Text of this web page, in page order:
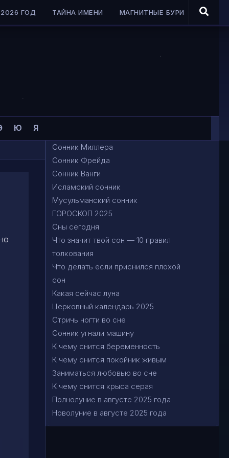
ГОД ТАЙНА ИМЕНИ МАГНИТНЫЕ БУРИ
Ю Я
Сонник Миллера
Сонник Фрейда
Сонник Ванги
Исламский сонник
Мусульманский сонник
ГОРОСКОП 2025
Сны сегодня
Что значит твой сон — 10 правил
толкования
Что делать если приснился плохой
сон
Какая сейчас луна
Церковный календарь 2025
Стричь ногти во сне
Сонник угнали машину
К чему снится беременность
К чему снится покойник живым
Заниматься любовью во сне
К чему снится крыса серая
Полнолуние в августе 2025 года
Новолуние в августе 2025 года